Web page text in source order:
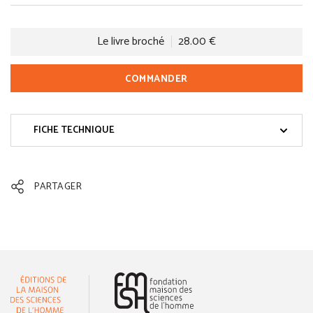
Le livre broché 28.00 €
COMMANDER
FICHE TECHNIQUE
PARTAGER